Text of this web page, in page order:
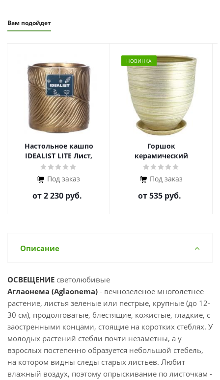
Вам подойдет
Настольное кашпо
IDEALIST LITE Лист,
файберстоун
Под заказ
от2 230 руб.
НОВИНКА
Горшок
керамический
Модерн
Под заказ
от535 руб.
Описание
ОСВЕЩЕНИЕ светолюбивые
Аглаонема (Aglaonema) - вечнозеленое многолетнее
растение, листья зеленые или пестрые, крупные (до 12-
30 см), продолговатые, блестящие, кожистые, гладкие, с
заостренными концами, стоящие на коротких стеблях. У
молодых растений стебли почти незаметны, а у
взрослых постепенно образуется небольшой стебель,
на котором видны следы старых листьев. Любит
влажный воздух, поэтому опрыскивание по листочкам -